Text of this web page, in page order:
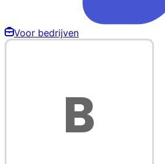
Voor bedrijven